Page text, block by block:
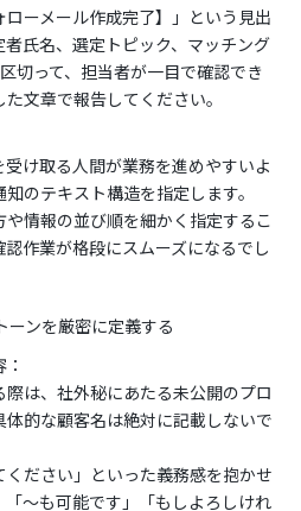
ローメール作成完了】」という見出
者氏名、選定トピック、マッチング
切って、担当者が一目で確認でき
文章で報告してください。
け取る人間が業務を進めやすいよ
のテキスト構造を指定します。
や情報の並び順を細かく指定するこ
認作業が格段にスムーズになるでし
ーンを厳密に定義する
際は、社外秘にあたる未公開のプロ
体的な顧客名は絶対に記載しないで
ください」といった義務感を抱かせ
「〜も可能です」「もしよろしけれ